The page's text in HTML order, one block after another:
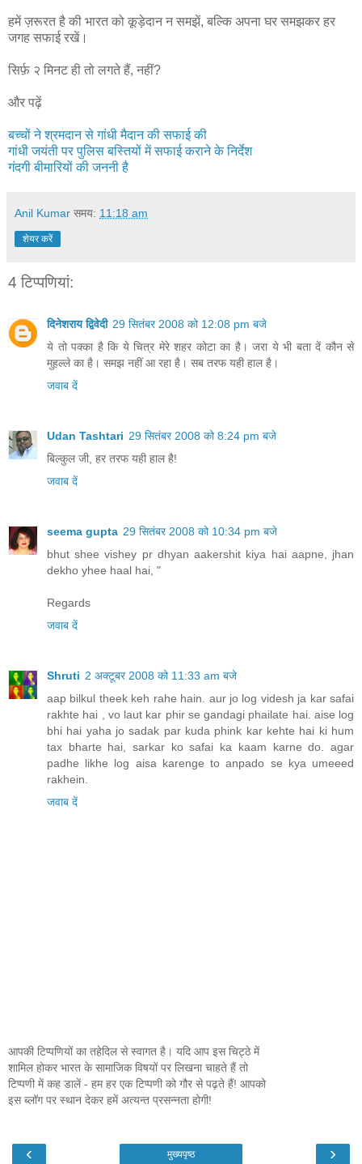
हमें ज़रूरत है की भारत को कूड़ेदान न समझें, बल्कि अपना घर समझकर हर
जगह सफाई रखें।
सिर्फ़ २ मिनट ही तो लगते हैं, नहीं?
और पढ़ें
बच्चों ने श्रमदान से गांधी मैदान की सफाई की
गांधी जयंती पर पुलिस बस्तियों में सफाई कराने के निर्देश
गंदगी बीमारियों की जननी है
Anil Kumar समय: 11:18 am
शेयर करें
4 टिप्‍पणियां:
दिनेशराय द्विवेदी 29 सितंबर 2008 को 12:08 pm बजे
ये तो पक्का है कि ये चित्र मेरे शहर कोटा का है। जरा ये भी बता दें कौन से
मुहल्ले का है। समझ नहीं आ रहा है। सब तरफ यही हाल है।
जवाब दें
Udan Tashtari 29 सितंबर 2008 को 8:24 pm बजे
बिल्कुल जी, हर तरफ यही हाल है!
जवाब दें
seema gupta 29 सितंबर 2008 को 10:34 pm बजे
bhut shee vishey pr dhyan aakershit kiya hai aapne, jhan
dekho yhee haal hai, "
Regards
जवाब दें
Shruti 2 अक्टूबर 2008 को 11:33 am बजे
aap bilkul theek keh rahe hain. aur jo log videsh ja kar safai
rakhte hai , vo laut kar phir se gandagi phailate hai. aise log
bhi hai yaha jo sadak par kuda phink kar kehte hai ki hum
tax bharte hai, sarkar ko safai ka kaam karne do. agar
padhe likhe log aisa karenge to anpado se kya umeeed
rakhein.
जवाब दें
आपकी टिप्पणियों का तहेदिल से स्वागत है। यदि आप इस चिट्ठे में
शामिल होकर भारत के सामाजिक विषयों पर लिखना चाहते हैं तो
टिप्पणी में कह डालें - हम हर एक टिप्पणी को गौर से पढ़ते हैं! आपको
इस ब्लॉग पर स्थान देकर हमें अत्यन्त प्रसन्नता होगी!
‹ ›
मुख्यपृष्ठ